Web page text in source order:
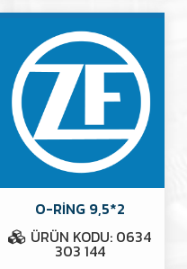
O-RİNG 9,5*2
ÜRÜN KODU: 0634
303 144